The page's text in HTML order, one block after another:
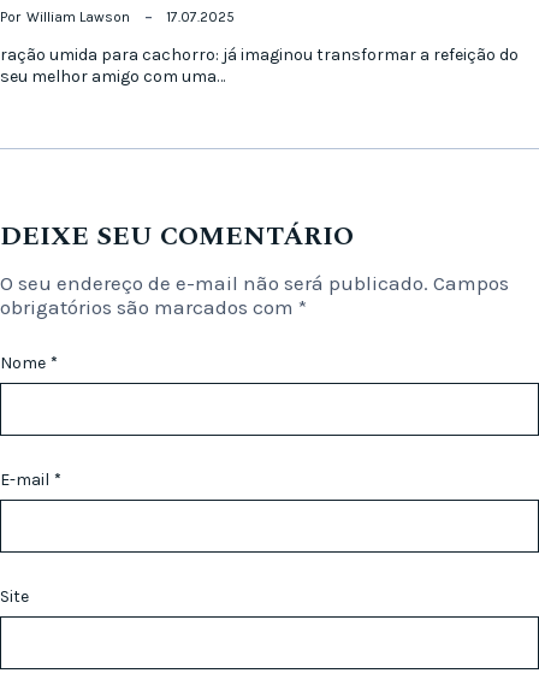
Por William Lawson 17.07.2025
ração umida para cachorro: já imaginou transformar a refeição do
seu melhor amigo com uma…
DEIXE SEU COMENTÁRIO
O seu endereço de e-mail não será publicado. Campos
obrigatórios são marcados com *
Nome *
E-mail *
Site